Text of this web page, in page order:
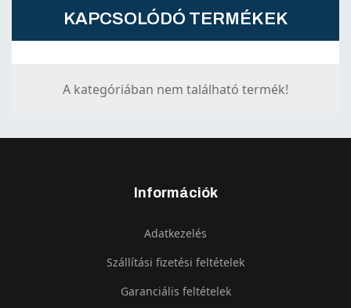
KAPCSOLÓDÓ TERMÉKEK
A kategóriában nem található termék!
Információk
Adatkezelés
Szállítási fizetési feltételek
Garanciális feltételek